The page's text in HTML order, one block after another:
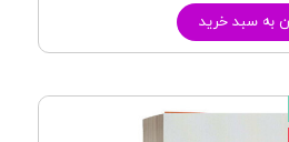
به سبد خرید